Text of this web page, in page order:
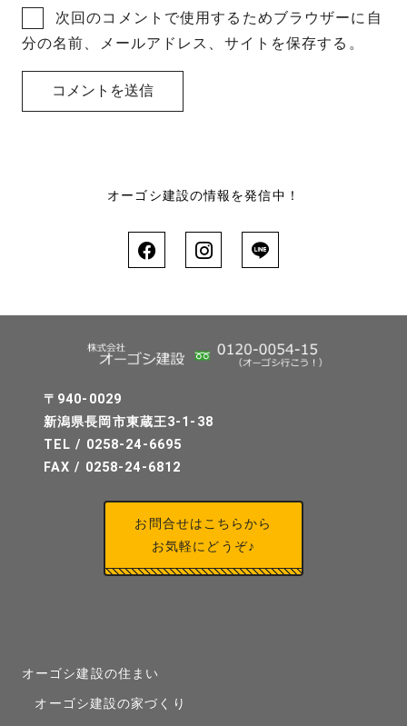
次回のコメントで使用するためブラウザーに自
分の名前、メールアドレス、サイトを保存する。
オーゴシ建設の情報を発信中！
〒940-0029
新潟県長岡市東蔵王3-1-38
TEL / 0258-24-6695
FAX / 0258-24-6812
お問合せはこちらから
お気軽にどうぞ♪
オーゴシ建設の住まい
オーゴシ建設の家づくり